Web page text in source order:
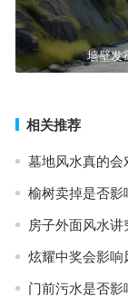
墙壁发
相关推荐
墓地风水真的会
榆树卖掉是否影
房子外面风水
炫耀中奖会影响
门前污水是否